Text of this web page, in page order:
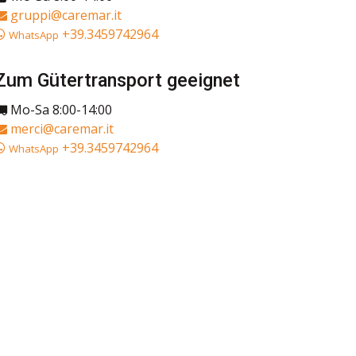
gruppi@caremar.it
WhatsApp +39.3459742964
Gütertransport geeignet
Mo-Sa 8:00-14:00
merci@caremar.it
WhatsApp +39.3459742964